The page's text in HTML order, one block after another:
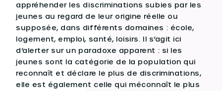
appréhender les discriminations subies par les
jeunes au regard de leur origine réelle ou
supposée, dans différents domaines : école,
logement, emploi, santé, loisirs. Il s’agit ici
d’alerter sur un paradoxe apparent : si les
jeunes sont la catégorie de la population qui
reconnaît et déclare le plus de discriminations,
elle est également celle qui méconnaît le plus